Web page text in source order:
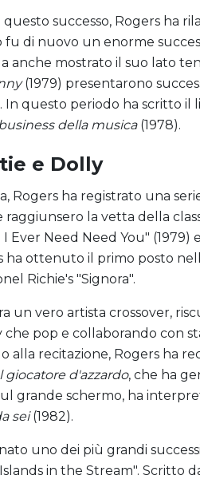
successo, Rogers ha
fu di nuovo un enorme
anche mostrato il suo lato
(1979) presentarono
In questo periodo ha scritto il
della musica(1978).
e Dolly
Rogers ha registrato una
raggiunsero la vetta della
Ever Need Need You" (1979)
ha ottenuto il primo posto
Richie's "Signora".
un vero artista crossover,
pop e collaborando con
alla recitazione, Rogers ha
giocatore d'azzardo, che ha
grande schermo, ha
sei(1982).
uno dei più grandi
in the Stream". Scritto